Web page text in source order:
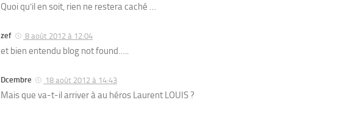
Quoi qu’il en soit, rien ne restera caché …
zef 8 août 2012 à 12:04
et bien entendu blog not found…..
Dcembre 18 août 2012 à 14:43
Mais que va-t-il arriver à au héros Laurent LOUIS ?